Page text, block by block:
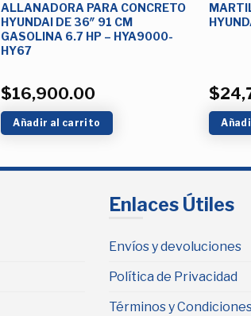
ALLANADORA PARA CONCRETO
HYUNDAI DE 36″ 91 CM
GASOLINA 6.7 HP – HYA9000-
HY67
$16,900.00
Añadir al carrito
$
Enlaces Útiles
Envíos y devoluciones
Política de Privacidad
Términos y